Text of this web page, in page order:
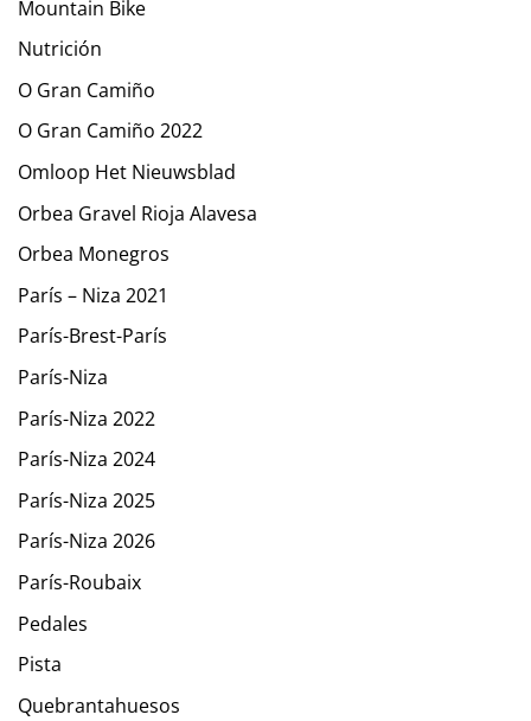
Mountain Bike
Nutrición
O Gran Camiño
O Gran Camiño 2022
Omloop Het Nieuwsblad
Orbea Gravel Rioja Alavesa
Orbea Monegros
París – Niza 2021
París-Brest-París
París-Niza
París-Niza 2022
París-Niza 2024
París-Niza 2025
París-Niza 2026
París-Roubaix
Pedales
Pista
Quebrantahuesos